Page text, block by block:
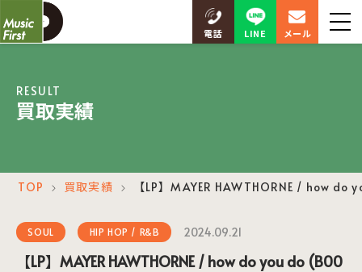
電話 LINE メール
RESULT
買取実績
TOP ＞ 買取実績 ＞ 【LP】MAYER HAWTHORNE / how
SOUL HIP HOP / R&B 2024.09.21
【LP】MAYER HAWTHORNE / how do you do (B00